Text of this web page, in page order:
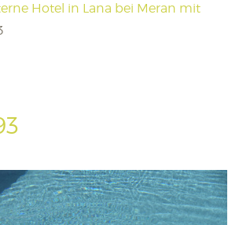
Hotel in Lana bei Meran mit